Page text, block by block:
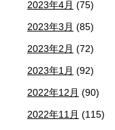
2023年4月 (75)
2023年3月 (85)
2023年2月 (72)
2023年1月 (92)
2022年12月 (90)
2022年11月 (115)